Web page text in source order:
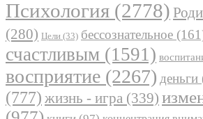
Психология (2778)
(280) Цели (33) бессознательное
счастливым (1591)
восприятие (2267) деньги
(777) жизнь - игра (339)